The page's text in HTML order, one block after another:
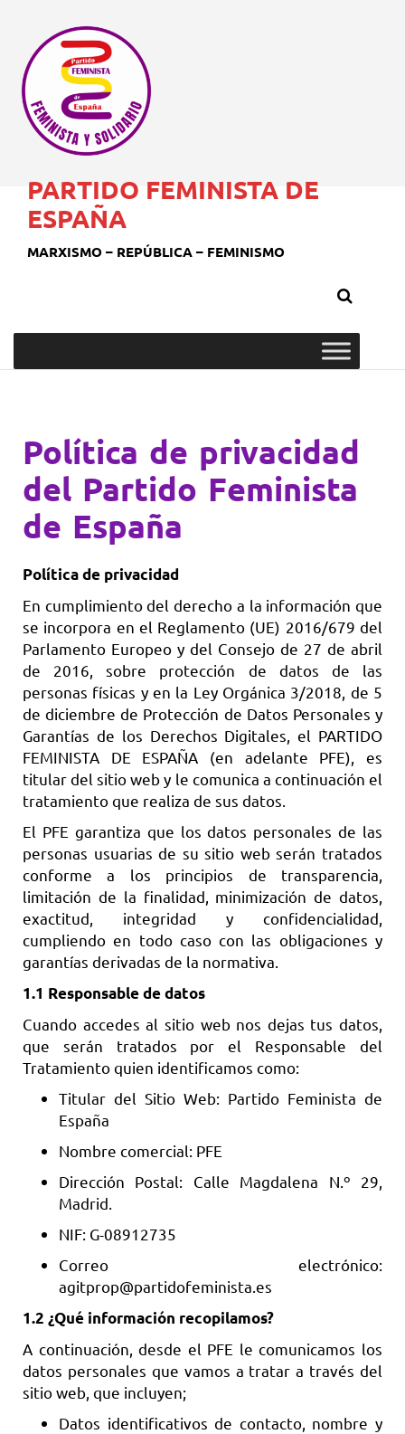
PARTIDO FEMINISTA DE
ESPAÑA
MARXISMO – REPÚBLICA – FEMINISMO
Política de privacidad
del Partido Feminista
de España
Política de privacidad
En cumplimiento del derecho a la información que
se incorpora en el Reglamento (UE) 2016/679 del
Parlamento Europeo y del Consejo de 27 de abril
de 2016, sobre protección de datos de las
personas físicas y en la Ley Orgánica 3/2018, de 5
de diciembre de Protección de Datos Personales y
Garantías de los Derechos Digitales, el PARTIDO
FEMINISTA DE ESPAÑA (en adelante PFE), es
titular del sitio web y le comunica a continuación el
tratamiento que realiza de sus datos.
El PFE garantiza que los datos personales de las
personas usuarias de su sitio web serán tratados
conforme a los principios de transparencia,
limitación de la finalidad, minimización de datos,
exactitud, integridad y confidencialidad,
cumpliendo en todo caso con las obligaciones y
garantías derivadas de la normativa.
1.1 Responsable de datos
Cuando accedes al sitio web nos dejas tus datos,
que serán tratados por el Responsable del
Tratamiento quien identificamos como:
Titular del Sitio Web: Partido Feminista de
España
Nombre comercial: PFE
Dirección Postal: Calle Magdalena N.º 29,
Madrid.
NIF: G-08912735
Correo electrónico:
agitprop@partidofeminista.es
1.2 ¿Qué información recopilamos?
A continuación, desde el PFE le comunicamos los
datos personales que vamos a tratar a través del
sitio web, que incluyen;
Datos identificativos de contacto, nombre y